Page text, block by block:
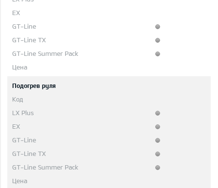
Подогрев руля